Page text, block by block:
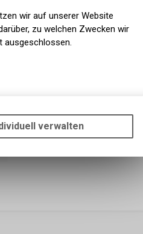
wir auf unserer Website
zu welchen Zwecken wir
ausgeschlossen.
Online-Angebots, wie die
beachten Sie, dass die
verwalten